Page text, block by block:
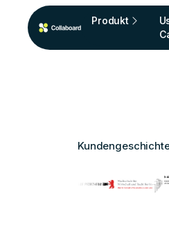
Produkt